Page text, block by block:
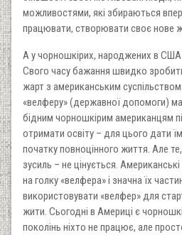
можливостями, які збираються
працювати, створювати своє нове
А у чорношкірих, народжених в США
Свого часу бажання швидко зробити
жарт з американським
«велферу» (державної допомоги)
бідним чорношкірим американцям
отримати освіту – для цього дати
початку повноцінного життя. Але
зусиль – не цінується.
на голку «велфера» і значна їх
використовувати «велфер» для
жити. Сьогодні в Америці є
поколінь ніхто не працює, але